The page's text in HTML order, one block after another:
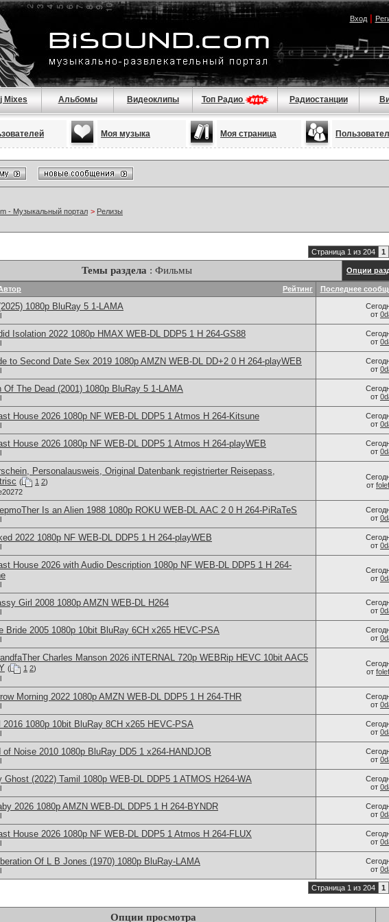
Вход|
Mixes Альбомы Видеоклипы Топ Радио Радиостанции
Моя музыка Моя страница
- Музыкальный портал > Релизы
Страница 1 из 204 1
Темы раздела : Фильмы Опции
Рейтинг Последнее
1080p BluRay 5 1-LAMA
от
Isolation 2022 1080p HMAX WEB-DL DDP5 1 H 264-GS88
от
to Second Date Sex 2019 1080p AMZN WEB-DL DD+2 0 H 264-playWEB
от
Of The Dead (2001) 1080p BluRay 5 1-LAMA
от
House 2026 1080p NF WEB-DL DDP5 1 Atmos H 264-Kitsune
от
House 2026 1080p NF WEB-DL DDP5 1 Atmos H 264-playWEB
от
Personalausweis, Original Datenbank registrierter Reisepass,
( 1 2)
от
Is an Alien 1988 1080p ROKU WEB-DL AAC 2 0 H 264-PiRaTeS
от
2022 1080p NF WEB-DL DDP5 1 H 264-playWEB
от
House 2026 with Audio Description 1080p NF WEB-DL DDP5 1 H 264-
от
Girl 2008 1080p AMZN WEB-DL H264
от
Bride 2005 1080p 10bit BluRay 6CH x265 HEVC-PSA
от
Charles Manson 2026 iNTERNAL 720p WEBRip HEVC 10bit AAC5
( 1 2)
от
Morning 2022 1080p AMZN WEB-DL DDP5 1 H 264-THR
от
2016 1080p 10bit BluRay 8CH x265 HEVC-PSA
от
of Noise 2010 1080p BluRay DD5 1 x264-HANDJOB
от
Ghost (2022) Tamil 1080p WEB-DL DDP5 1 ATMOS H264-WA
от
2026 1080p AMZN WEB-DL DDP5 1 H 264-BYNDR
от
House 2026 1080p NF WEB-DL DDP5 1 Atmos H 264-FLUX
от
Of L B Jones (1970) 1080p BluRay-LAMA
от
Страница 1 из 204 1
Опции просмотра